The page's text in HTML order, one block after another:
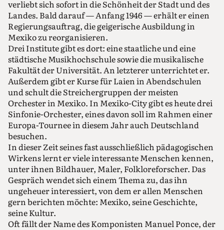
verliebt sich sofort in die Schönheit der Stadt und des
Landes. Bald darauf — Anfang 1946 — erhält er einen
Regierungsauftrag, die geigerische Ausbildung in
Mexiko zu reorganisieren.
Drei Institute gibt es dort: eine staatliche und eine
städtische Musikhochschule sowie die musikalische
Fakultät der Universität. An letzterer unterrichtet er.
Außerdem gibt er Kurse für Laien in Abendschulen
und schult die Streichergruppen der meisten
Orchester in Mexiko. In Mexiko-City gibt es heute drei
Sinfonie-Orchester, eines davon soll im Rahmen einer
Europa-Tournee in diesem Jahr auch Deutschland
besuchen.
In dieser Zeit seines fast ausschließlich pädagogischen
Wirkens lernt er viele interessante Menschen kennen,
unter ihnen Bildhauer, Maler, Folkloreforscher. Das
Gespräch wendet sich einem Thema zu, das ihn
ungeheuer interessiert, von dem er allen Menschen
gern berichten möchte: Mexiko, seine Geschichte,
seine Kultur.
Oft fällt der Name des Komponisten Manuel Ponce, der